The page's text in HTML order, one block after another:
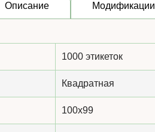
Описание Модификации
1000 этикеток
Квадратная
100x99